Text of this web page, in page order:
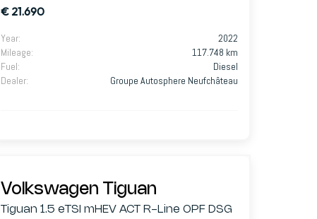
€ 21.690
Year:
2022
Mileage:
117.748 km
Fuel:
Diesel
Dealer: Groupe Autosphere Neufchâteau
Volkswagen Tiguan
Tiguan 1.5 eTSI mHEV ACT R-Line OPF DSG